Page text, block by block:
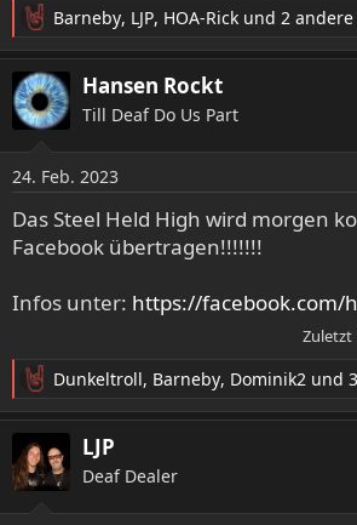
R
e
a
k
t
n
e
n
:
Barneby, LJP, HOA-Rick und 2 andere
Hansen Rockt
Till Deaf Do Us Part
24. Feb. 2023
Das Steel Held High wird morgen
Facebook übertragen!!!!!!!
Infos unter: https://facebook.com/
Zuletzt
R
e
a
k
t
Dunkeltroll, Barneby, Dominik2 und
LJP
Deaf Dealer